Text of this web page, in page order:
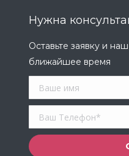
Нужна
Оставьте заявку и
ближайшее время